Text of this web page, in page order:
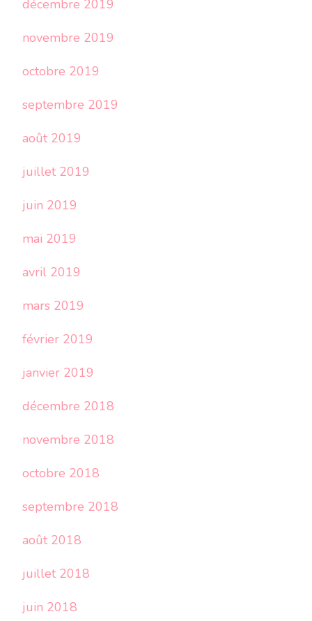
décembre 2019
novembre 2019
octobre 2019
septembre 2019
août 2019
juillet 2019
juin 2019
mai 2019
avril 2019
mars 2019
février 2019
janvier 2019
décembre 2018
novembre 2018
octobre 2018
septembre 2018
août 2018
juillet 2018
juin 2018